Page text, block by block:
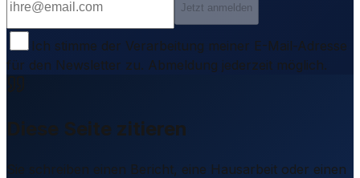
Jetzt anmelden
Ich stimme der Verarbeitung meiner E-Mail-Adresse
für den Newsletter zu. Abmeldung jederzeit möglich.
Diese Seite zitieren
Sie schreiben einen Bericht, eine Hausarbeit oder einen